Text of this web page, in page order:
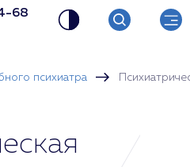
68
психиатра